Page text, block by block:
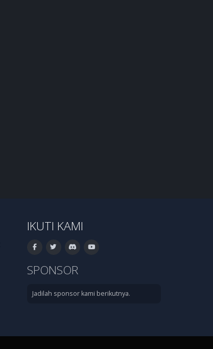
IKUTI KAMI
SPONSOR
Jadilah sponsor kami berikutnya.